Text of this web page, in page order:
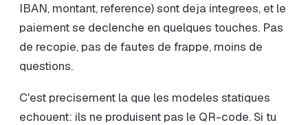
IBAN, montant, reference) sont deja integrees, et le
paiement se declenche en quelques touches. Pas
de recopie, pas de fautes de frappe, moins de
questions.
C'est precisement la que les modeles statiques
echouent: ils ne produisent pas le QR-code. Si tu